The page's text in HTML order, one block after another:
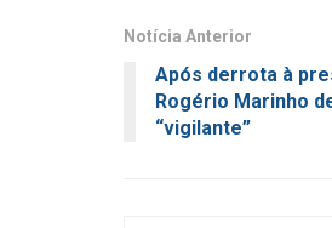
Notícia Anterior
Após derrota à
Rogério Marinho
“vigilante”